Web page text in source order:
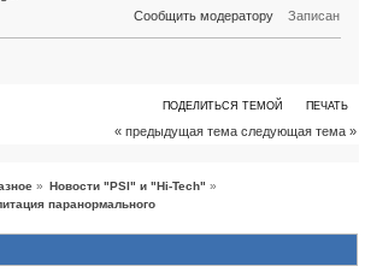
Сообщить модератору Записан
ПОДЕЛИТЬСЯ ТЕМОЙ ПЕЧАТЬ
« предыдущая тема следующая тема »
» Новости "PSI" и "Hi-Tech" »
паранормального